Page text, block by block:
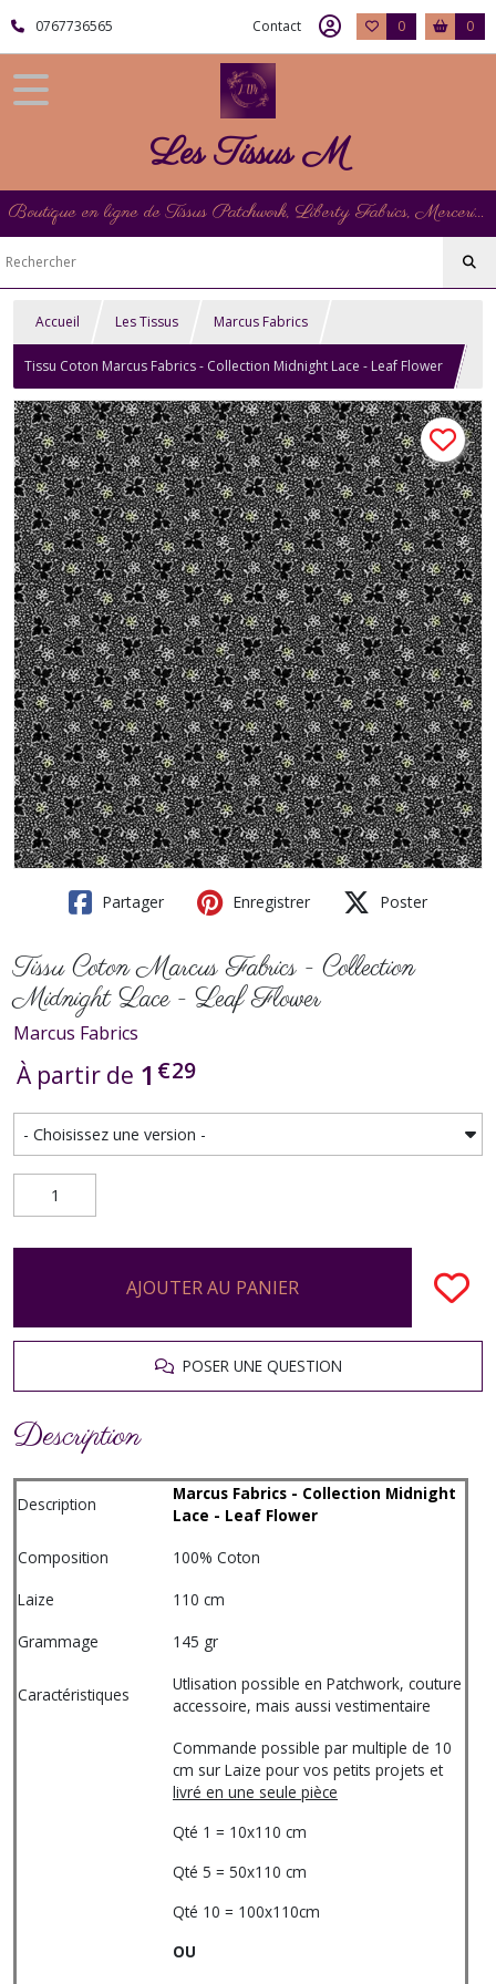
0767736565 Contact 0 0
Les Tissus M
Boutique en ligne de Tissus Patchwork, Liberty Fabrics, Mercerie et Matériel de Point de Croix
Accueil Les Tissus Marcus Fabrics
Tissu Coton Marcus Fabrics - Collection Midnight Lace - Leaf Flower
Partager Enregistrer Poster
Tissu Coton Marcus Fabrics - Collection
Midnight Lace - Leaf Flower
Marcus Fabrics
À partir de 1 €29
AJOUTER AU PANIER
POSER UNE QUESTION
Description
Description
Marcus Fabrics - Collection Midnight
Lace - Leaf Flower
Composition
100% Coton
Laize
110 cm
Grammage
145 gr
Caractéristiques
Utlisation possible en Patchwork, couture
accessoire, mais aussi vestimentaire
Commande possible par multiple de 10
cm sur Laize pour vos petits projets et
livré en une seule pièce
Qté 1 = 10x110 cm
Qté 5 = 50x110 cm
Qté 10 = 100x110cm
OU